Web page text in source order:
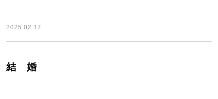
2025.02.17
結 婚